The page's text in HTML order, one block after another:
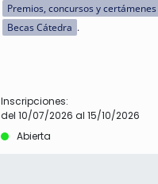
Premios, concursos y certámenes
Becas Cátedra
Inscripciones:
del 10/07/2026 al 15/10/2026
Abierta